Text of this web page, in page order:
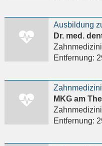
Entfernung:
MKG am
Entfernung: